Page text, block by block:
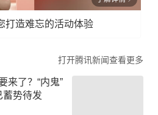
打造难忘的活动体验
打开腾讯新闻查看更多
来了？“内鬼”
蓄势待发